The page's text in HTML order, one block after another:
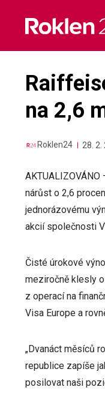
content
na 2,6
Roklen24 28. 2.
nárůst o 2,6
jednorázovému
akcií společnosti
Čisté úrokové
meziročně klesly
z operací na
Visa Europe a
„Dvanáct měsíců
republice zapíše
posilovat naši